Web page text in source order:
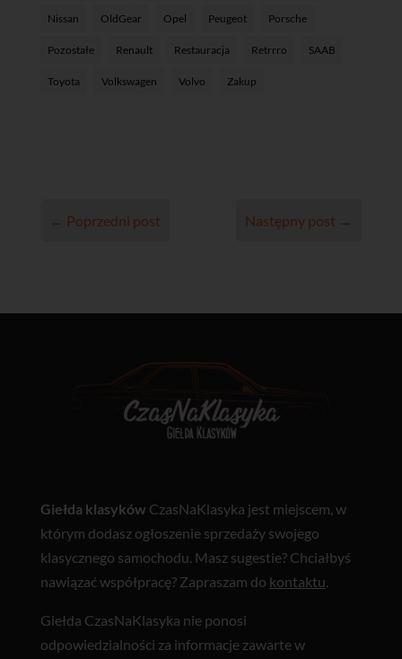
Nissan OldGear Opel Peugeot Porsche
Pozostałe Renault Restauracja Retrrro SAAB
Toyota Volkswagen Volvo Zakup
← Poprzedni post Następny post →
Giełda klasyków CzasNaKlasyka jest miejscem, w
którym dodasz ogłoszenie sprzedaży swojego
klasycznego samochodu. Masz sugestie? Chciałbyś
nawiązać współpracę? Zapraszam do kontaktu.
Giełda CzasNaKlasyka nie ponosi
odpowiedzialności za informacje zawarte w